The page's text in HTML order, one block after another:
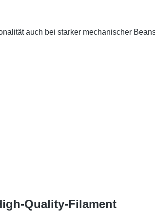
auch bei starker mechanischer